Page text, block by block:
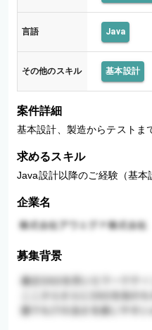
言語 Java
その他のスキル 基本設計
案件詳細
基本設計、製造からテストま
求めるスキル
Java設計以降のご経験（基本
企業名
募集背景